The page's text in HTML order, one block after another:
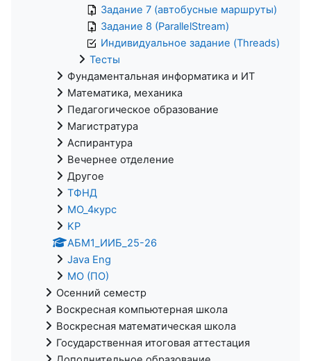
Задание 7 (автобусные маршруты)
Задание 8 (ParallelStream)
Индивидуальное задание (Threads)
Тесты
Фундаментальная информатика и ИТ
Математика, механика
Педагогическое образование
Магистратура
Аспирантура
Вечернее отделение
Другое
ТФНД
МО_4курс
KP
АБМ1_ИИБ_25-26
Java Eng
МО (ПО)
Осенний семестр
Воскресная компьютерная школа
Воскресная математическая школа
Государственная итоговая аттестация